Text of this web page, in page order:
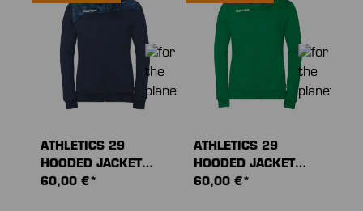
ATHLETICS 29
HOODED JACKET
WOMEN
60,00 €*
ATHLETICS 29
HOODED JACKET
WOMEN
60,00 €*